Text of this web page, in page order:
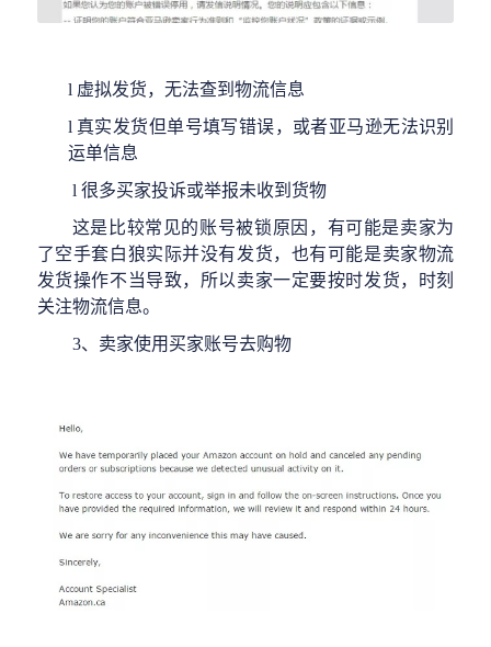
l 虚拟发货，无法查到物流信息
l 真实发货但单号填写错误，或者亚马逊无法识别
运单信息
l 很多买家投诉或举报未收到货物
这是比较常见的账号被锁原因，有可能是卖家为
了空手套白狼实际并没有发货，也有可能是卖家物流
发货操作不当导致，所以卖家一定要按时发货，时刻
关注物流信息。
3、卖家使用买家账号去购物